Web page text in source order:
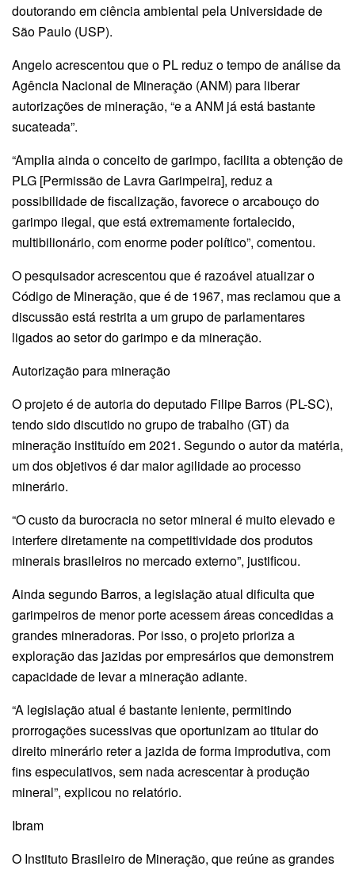
doutorando em ciência ambiental pela Universidade de
São Paulo (USP).
Angelo acrescentou que o PL reduz o tempo de análise da
Agência Nacional de Mineração (ANM) para liberar
autorizações de mineração, “e a ANM já está bastante
sucateada”.
“Amplia ainda o conceito de garimpo, facilita a obtenção de
PLG [Permissão de Lavra Garimpeira], reduz a
possibilidade de fiscalização, favorece o arcabouço do
garimpo ilegal, que está extremamente fortalecido,
multibilionário, com enorme poder político”, comentou.
O pesquisador acrescentou que é razoável atualizar o
Código de Mineração, que é de 1967, mas reclamou que a
discussão está restrita a um grupo de parlamentares
ligados ao setor do garimpo e da mineração.
Autorização para mineração
O projeto é de autoria do deputado Filipe Barros (PL-SC),
tendo sido discutido no grupo de trabalho (GT) da
mineração instituído em 2021. Segundo o autor da matéria,
um dos objetivos é dar maior agilidade ao processo
minerário.
“O custo da burocracia no setor mineral é muito elevado e
interfere diretamente na competitividade dos produtos
minerais brasileiros no mercado externo”, justificou.
Ainda segundo Barros, a legislação atual dificulta que
garimpeiros de menor porte acessem áreas concedidas a
grandes mineradoras. Por isso, o projeto prioriza a
exploração das jazidas por empresários que demonstrem
capacidade de levar a mineração adiante.
“A legislação atual é bastante leniente, permitindo
prorrogações sucessivas que oportunizam ao titular do
direito minerário reter a jazida de forma improdutiva, com
fins especulativos, sem nada acrescentar à produção
mineral”, explicou no relatório.
Ibram
O Instituto Brasileiro de Mineração, que reúne as grandes